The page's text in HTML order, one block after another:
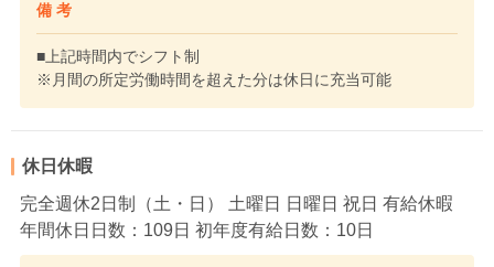
備 考
■上記時間内でシフト制
※月間の所定労働時間を超えた分は休日に充当可能
休日休暇
完全週休2日制（土・日） 土曜日 日曜日 祝日 有給休暇
年間休日日数：109日 初年度有給日数：10日